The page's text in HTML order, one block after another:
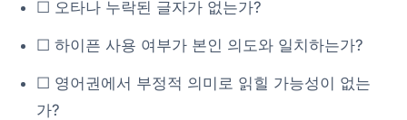
☐ 오타나 누락된 글자가 없는가?
☐ 하이픈 사용 여부가 본인 의도와 일치하는가?
☐ 영어권에서 부정적 의미로 읽힐 가능성이 없는
가?